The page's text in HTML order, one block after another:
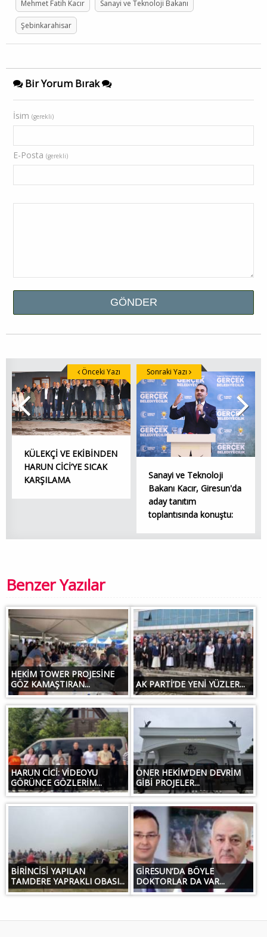
Mehmet Fatih Kacır Sanayi ve Teknoloji Bakanı
Şebinkarahisar
Bir Yorum Bırak
İsim (gerekli)
E-Posta (gerekli)
KÜLEKÇİ VE EKİBİNDEN
HARUN CİCİ’YE SICAK
KARŞILAMA
Önceki Yazı
Sanayi ve Teknoloji
Bakanı Kacır, Giresun'da
aday tanıtım
toplantısında konuştu:
Sonraki Yazı
Benzer Yazılar
HEKİM TOWER PROJESİNE
GÖZ KAMAŞTIRAN...
AK PARTİ’DE YENİ YÜZLER...
HARUN CİCİ: VİDEOYU
GÖRÜNCE GÖZLERİM...
ÖNER HEKİM’DEN DEVRİM
GİBİ PROJELER...
BİRİNCİSİ YAPILAN
TAMDERE YAPRAKLI OBASI...
GİRESUN’DA BÖYLE
DOKTORLAR DA VAR...